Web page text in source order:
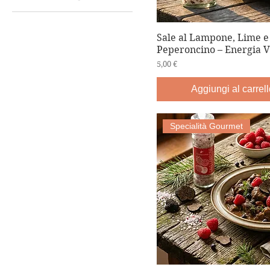
Scatola in Cartone
Sale al Lampone, Lime e
Peperoncino – Energia
Prezzo
5,00 €
Aggiungi al
Specialità Gourmet